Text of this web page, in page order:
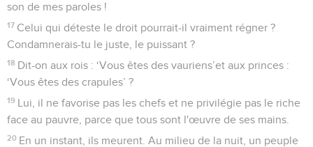
son de mes paroles !
17 Celui qui déteste le droit pourrait-il vraiment régner ?
Condamnerais-tu le juste, le puissant ?
18 Dit-on aux rois : ‘Vous êtes des vauriens’et aux princes :
‘Vous êtes des crapules’ ?
19 Lui, il ne favorise pas les chefs et ne privilégie pas le riche
face au pauvre, parce que tous sont l'œuvre de ses mains.
20 En un instant, ils meurent. Au milieu de la nuit, un peuple